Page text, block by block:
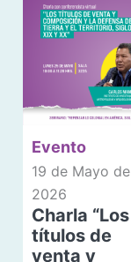
Evento
19 de Mayo de
2026
Charla “Los
títulos de
venta y